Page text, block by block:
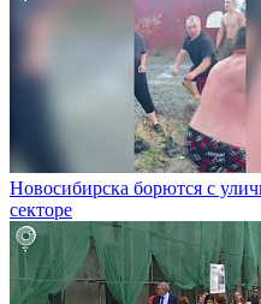
Новосибирска борются с
секторе